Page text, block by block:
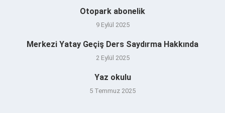
Otopark abonelik
9 Eylül 2025
Merkezi Yatay Geçiş Ders Saydırma Hakkında
2 Eylül 2025
Yaz okulu
5 Temmuz 2025